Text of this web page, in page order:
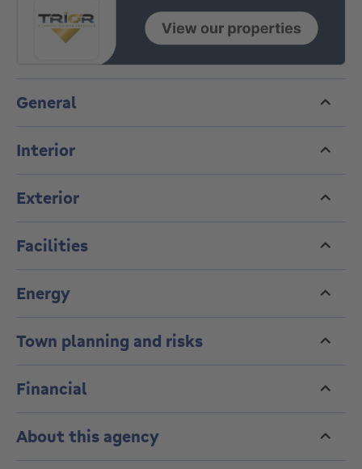
General
Interior
Exterior
Facilities
Energy
Town planning and risks
Financial
About this agency